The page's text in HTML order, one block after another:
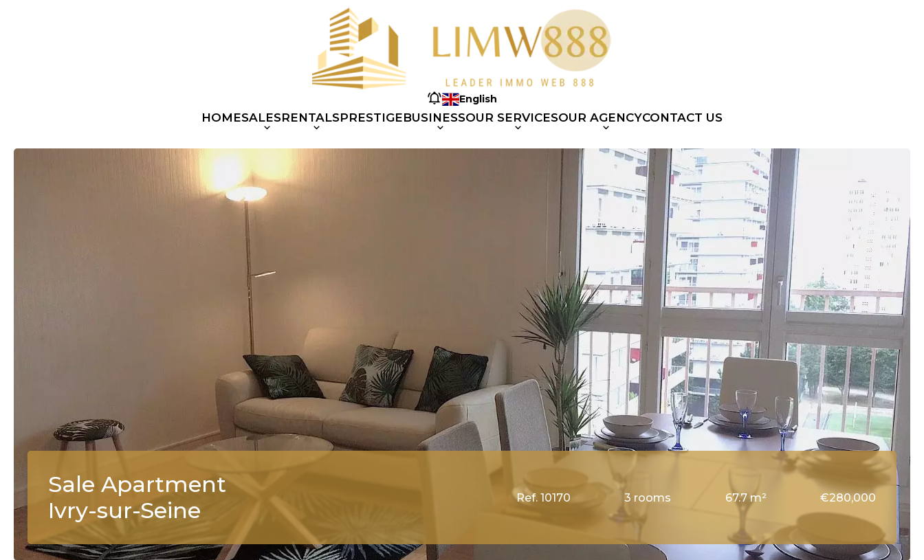
English
HOMESALESRENTALSPRESTIGEBUSINESSOUR SERVICESOUR AGENCYCONTACT US
Sale Apartment
Ivry-sur-Seine
Ref. 10170 3 rooms 67.7 m² €280,000